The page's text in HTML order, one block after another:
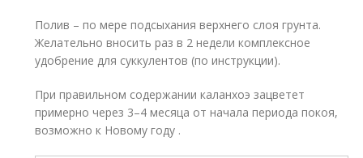
Полив – по мере подсыхания верхнего слоя грунта.
Желательно вносить раз в 2 недели комплексное
удобрение для суккулентов (по инструкции).
При правильном содержании каланхоэ зацветет
примерно через 3–4 месяца от начала периода покоя,
возможно к Новому году .